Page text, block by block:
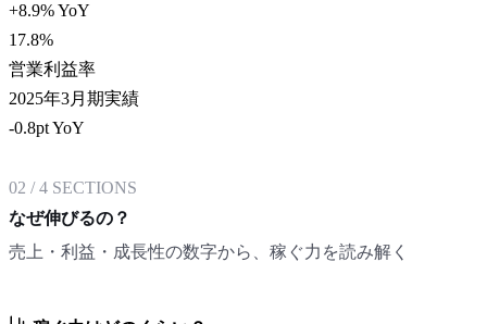
+8.9% YoY
17.8%
営業利益率
2025年3月期実績
-0.8pt YoY
02 /4 SECTIONS
なぜ伸びるの？
売上・利益・成長性の数字から、稼ぐ力を読み解く